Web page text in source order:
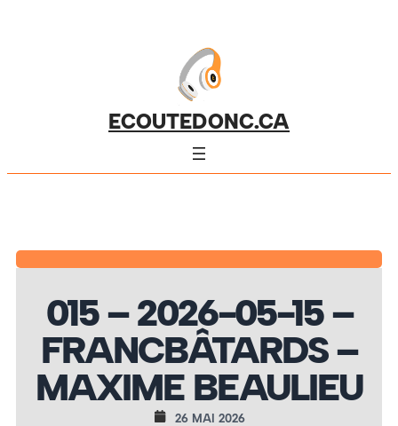
ECOUTEDONC.CA
015 – 2026-05-15 –
FRANCBÂTARDS –
MAXIME BEAULIEU
26 MAI 2026